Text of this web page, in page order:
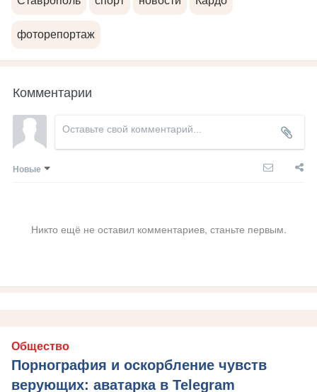
фоторепортаж
Комментарии
Новые
Никто ещё не оставил комментариев, станьте первым.
Общество
Порнография и оскорбление чувств
верующих: аватарка в Telegram